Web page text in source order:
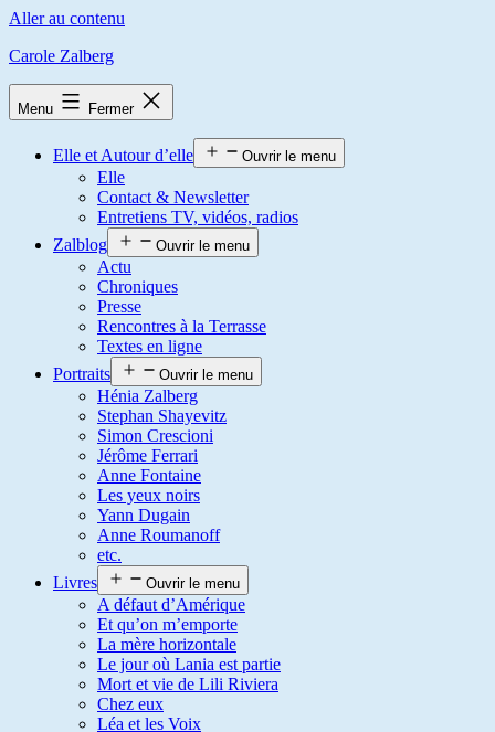
Aller au contenu
Carole Zalberg
Menu Fermer
Elle et Autour d’elle Ouvrir le menu
Elle
Contact & Newsletter
Entretiens TV, vidéos, radios
Zalblog
Ouvrir le menu
Actu
Chroniques
Presse
Rencontres à la Terrasse
Textes en ligne
Portraits
Ouvrir le menu
Hénia Zalberg
Stephan Shayevitz
Simon Crescioni
Jérôme Ferrari
Anne Fontaine
Les yeux noirs
Yann Dugain
Anne Roumanoff
etc.
Livres
Ouvrir le menu
A défaut d’Amérique
Et qu’on m’emporte
La mère horizontale
Le jour où Lania est partie
Mort et vie de Lili Riviera
Chez eux
Léa et les Voix